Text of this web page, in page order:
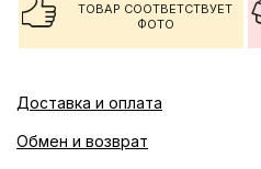
ТОВАР СООТВЕТСТВУЕТ
ФОТО
Доставка и оплата
Обмен и возврат